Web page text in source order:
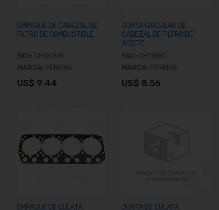
EMPAQUE DE CABEZAL DE
FILTRO DE COMBUSTIBLE
SKU: CH10008
MARCA: PERKINS
US$ 9.44
JUNTA CIRCULAR DE
CABEZAL DE FILTRO DE
ACEITE
SKU: CH11880
MARCA: PERKINS
US$ 8.56
EMPAQUE DE CULATA JUNTA DE CULATA